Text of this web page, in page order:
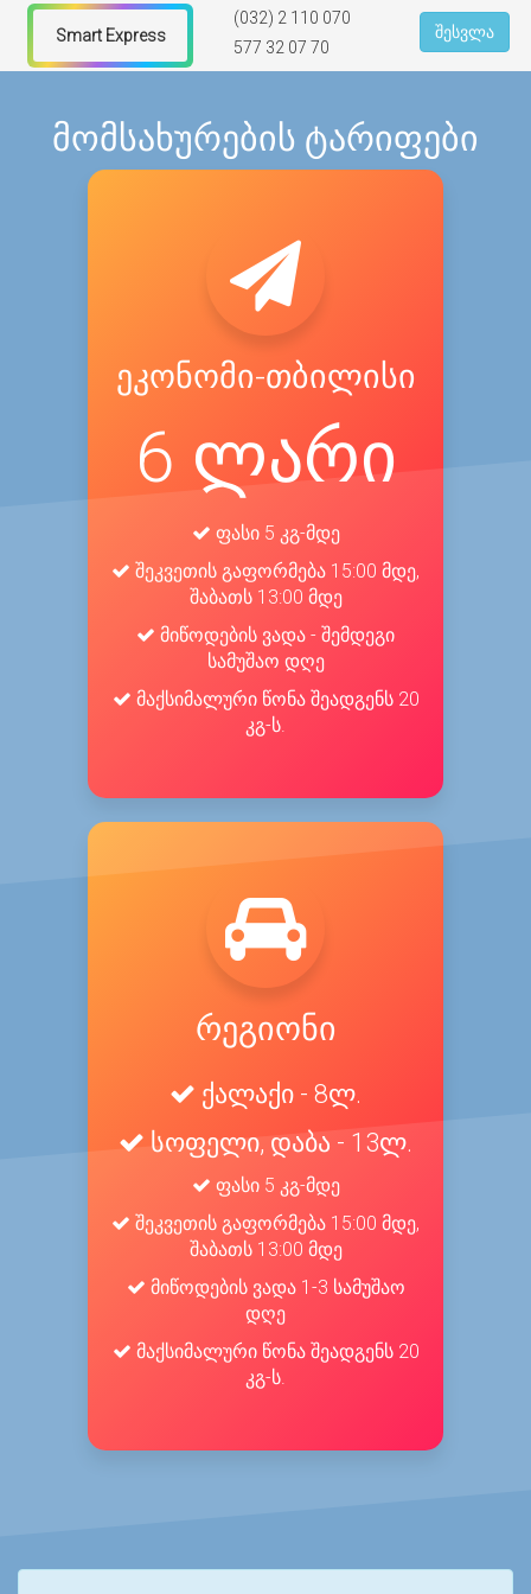
Smart Express
(032) 2 110 070
577 32 07 70
შესვლა
მომსახურების ტარიფები
ეკონომი-თბილისი
6 ლარი
ფასი 5 კგ-მდე
შეკვეთის გაფორმება 15:00 მდე,
შაბათს 13:00 მდე
მიწოდების ვადა - შემდეგი
სამუშაო დღე
მაქსიმალური წონა შეადგენს 20
კგ-ს.
რეგიონი
ქალაქი - 8ლ.
სოფელი, დაბა - 13ლ.
ფასი 5 კგ-მდე
შეკვეთის გაფორმება 15:00 მდე,
შაბათს 13:00 მდე
მიწოდების ვადა 1-3 სამუშაო
დღე
მაქსიმალური წონა შეადგენს 20
კგ-ს.